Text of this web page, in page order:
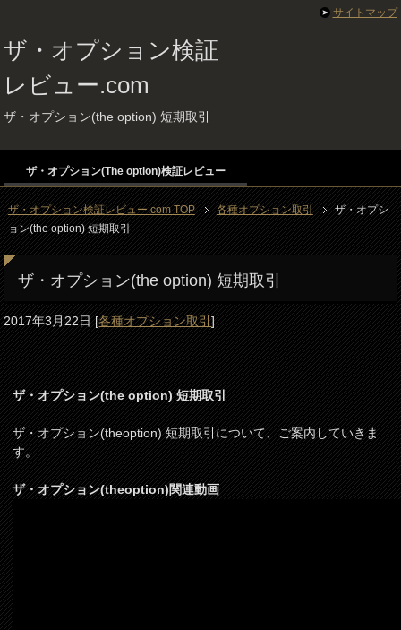
ザ・オプション検証
レビュー.com
ザ・オプション(the option) 短期取引
ザ・オプション(The option)検証レビュー
ザ・オプション検証レビュー.com TOP 各種オプション取引
ザ・オプシ
ョン(the option) 短期取引
ザ・オプション(the option) 短期取引
2017年3月22日[各種オプション取引]
ザ・オプション(the option) 短期取引
ザ・オプション(theoption) 短期取引について、ご案内していきま
す。
ザ・オプション(theoption)関連動画
サイトマップ